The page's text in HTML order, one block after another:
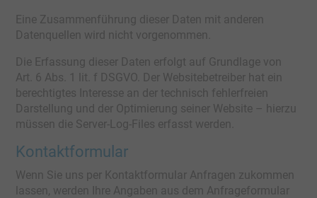
Eine Zusammenführung dieser Daten mit anderen
Datenquellen wird nicht vorgenommen.
Die Erfassung dieser Daten erfolgt auf Grundlage von
Art. 6 Abs. 1 lit. f DSGVO. Der Websitebetreiber hat ein
berechtigtes Interesse an der technisch fehlerfreien
Darstellung und der Optimierung seiner Website – hierzu
müssen die Server-Log-Files erfasst werden.
Kontaktformular
Wenn Sie uns per Kontaktformular Anfragen zukommen
lassen, werden Ihre Angaben aus dem Anfrageformular